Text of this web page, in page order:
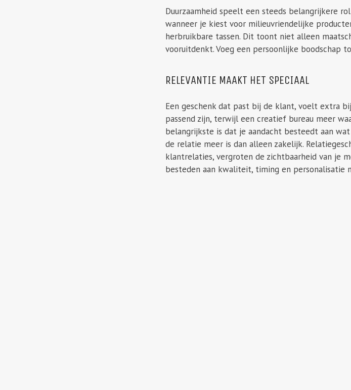
Duurzaamheid speelt een steeds belangrijkere
wanneer je kiest voor milieuvriendelijke
herbruikbare tassen. Dit toont niet alleen
vooruitdenkt. Voeg een persoonlijke boodschap
RELEVANTIE MAAKT HET SPECIAAL
Een geschenk dat past bij de klant, voelt extra
passend zijn, terwijl een creatief bureau meer
belangrijkste is dat je aandacht besteedt aan
de relatie meer is dan alleen zakelijk.
klantrelaties, vergroten de zichtbaarheid van je
besteden aan kwaliteit, timing en personalisatie